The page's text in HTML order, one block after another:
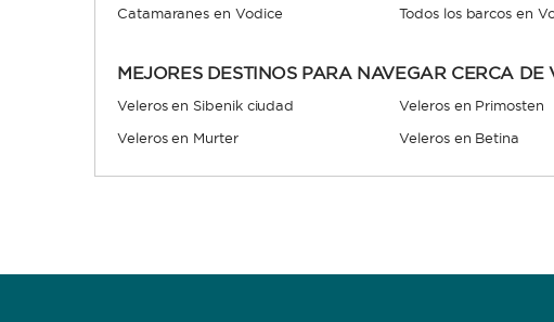
Catamaranes en Vodice Todos los barcos en
MEJORES DESTINOS PARA NAVEGAR CERCA DE
Veleros en Sibenik ciudad Veleros en Primosten
Veleros en Murter
Veleros en Betina